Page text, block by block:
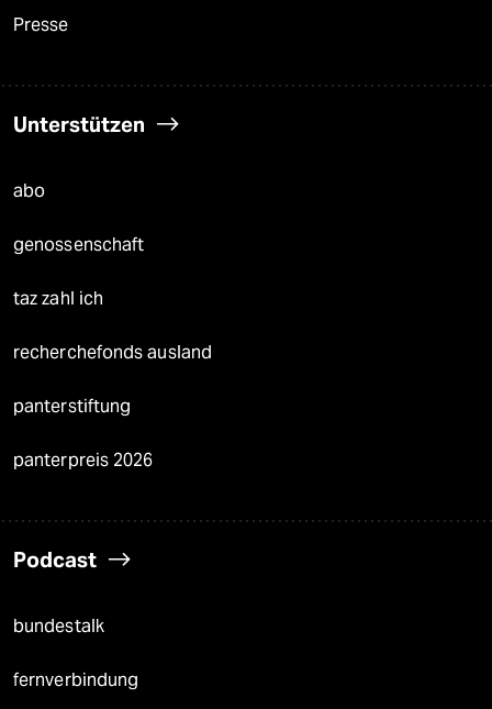
Presse
Unterstützen
abo
genossenschaft
taz zahl ich
recherchefonds ausland
panterstiftung
panterpreis 2026
Podcast
bundestalk
fernverbindung